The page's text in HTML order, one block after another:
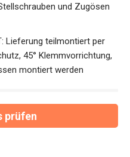
und Zugösen
Lieferung teilmontiert per
45° Klemmvorrichtung,
montiert werden
prüfen